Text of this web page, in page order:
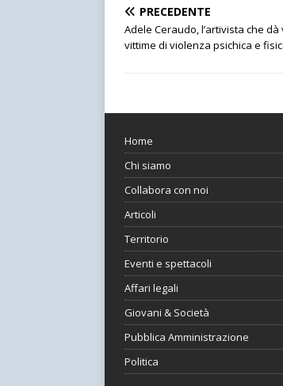
PRECEDENTE
Adele Ceraudo, l’artivista che
vittime di violenza psichica e
Home
Chi siamo
Collabora con noi
Articoli
Territorio
Eventi e spettacoli
Affari legali
Giovani & Società
Pubblica Amministrazione
Politica